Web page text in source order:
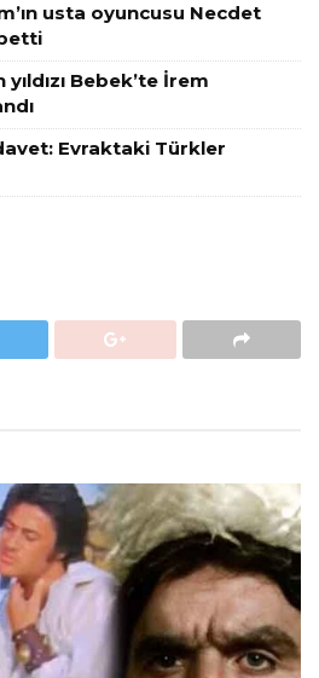
usta oyuncusu Necdet
Bebek’te İrem
Evraktaki Türkler